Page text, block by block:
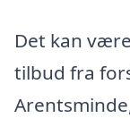
Det kan
tilbud fra